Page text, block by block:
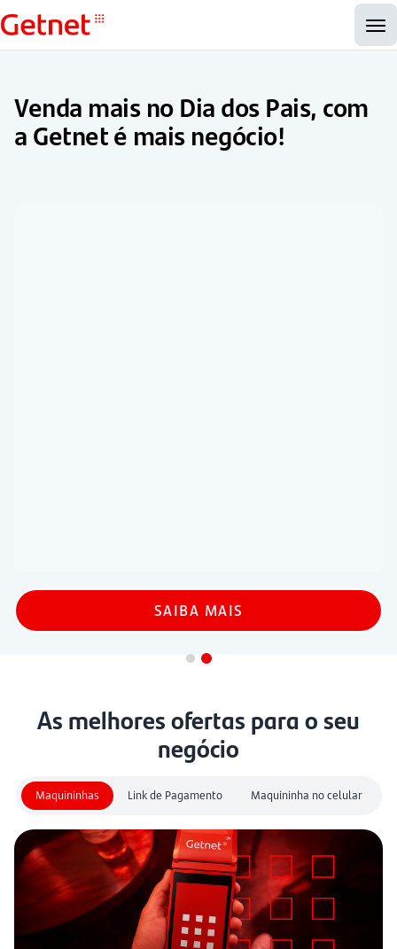
Venda mais no Dia dos Pais, com
a Getnet é mais negócio!
SAIBA MAIS
As melhores ofertas para o seu
negócio
Maquininhas Link de Pagamento Maquininha no celular